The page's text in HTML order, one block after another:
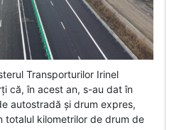
Transporturilor Irinel
că, în acest an, s-au dat în
autostradă şi drum expres,
totalul kilometrilor de drum de